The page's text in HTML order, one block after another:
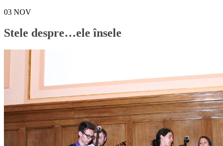
03 NOV
Stele despre…ele însele